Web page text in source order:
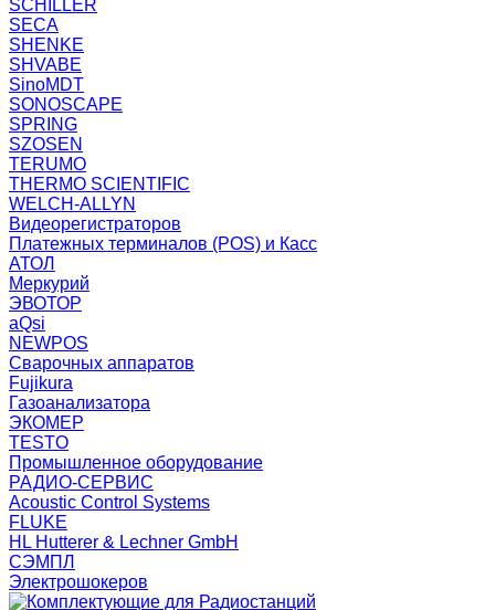
SCHILLER
SECA
SHENKE
SHVABE
SinoMDT
SONOSCAPE
SPRING
SZOSEN
TERUMO
THERMO SCIENTIFIC
WELCH-ALLYN
Видеорегистраторов
Платежных терминалов (POS) и Касс
АТОЛ
Меркурий
ЭВОТОР
aQsi
NEWPOS
Сварочных аппаратов
Fujikura
Газоанализатора
ЭКОМЕР
TESTO
Промышленное оборудование
РАДИО-СЕРВИС
Acoustic Control Systems
FLUKE
HL Hutterer & Lechner GmbH
СЭМПЛ
Электрошокеров